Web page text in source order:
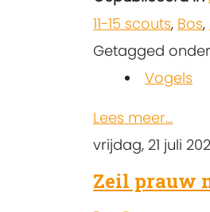
11-15 scouts, Bos,
Getagged onder
Vogels
Lees meer...
vrijdag, 21 juli
Zeil prauw